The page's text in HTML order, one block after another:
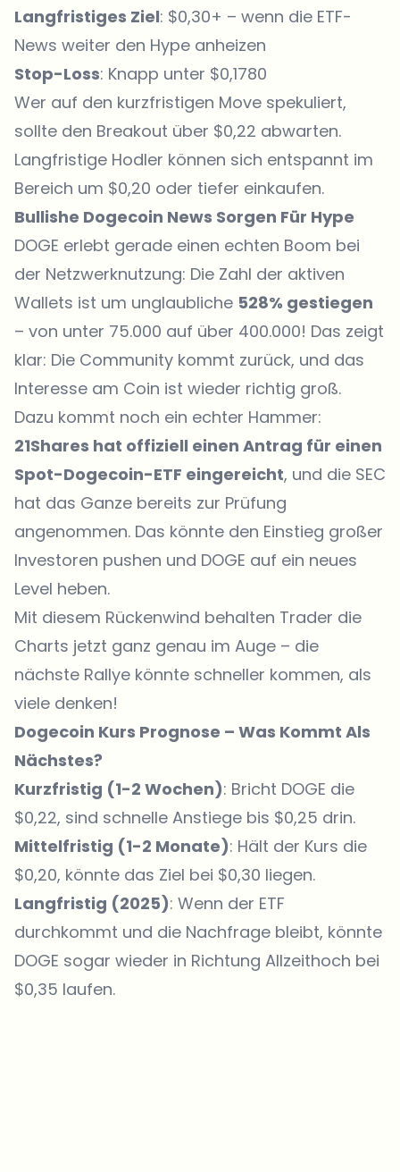
Langfristiges Ziel: $0,30+ – wenn die ETF-
News weiter den Hype anheizen
Stop-Loss: Knapp unter $0,1780
Wer auf den kurzfristigen Move spekuliert,
sollte den Breakout über $0,22 abwarten.
Langfristige Hodler können sich entspannt im
Bereich um $0,20 oder tiefer einkaufen.
Bullishe Dogecoin News Sorgen Für Hype
DOGE erlebt gerade einen echten Boom bei
der Netzwerknutzung: Die Zahl der aktiven
Wallets ist um unglaubliche 528% gestiegen
– von unter 75.000 auf über 400.000! Das zeigt
klar: Die Community kommt zurück, und das
Interesse am Coin ist wieder richtig groß.
Dazu kommt noch ein echter Hammer:
21Shares hat offiziell einen Antrag für einen
Spot-Dogecoin-ETF eingereicht, und die SEC
hat das Ganze bereits zur Prüfung
angenommen. Das könnte den Einstieg großer
Investoren pushen und DOGE auf ein neues
Level heben.
Mit diesem Rückenwind behalten Trader die
Charts jetzt ganz genau im Auge – die
nächste Rallye könnte schneller kommen, als
viele denken!
Dogecoin Kurs Prognose – Was Kommt Als
Nächstes?
Kurzfristig (1-2 Wochen): Bricht DOGE die
$0,22, sind schnelle Anstiege bis $0,25 drin.
Mittelfristig (1-2 Monate): Hält der Kurs die
$0,20, könnte das Ziel bei $0,30 liegen.
Langfristig (2025): Wenn der ETF
durchkommt und die Nachfrage bleibt, könnte
DOGE sogar wieder in Richtung Allzeithoch bei
$0,35 laufen.